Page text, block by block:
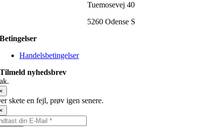
Tuemosevej 40
5260 Odense S
Betingelser
Handelsbetingelser
Tilmeld nyhedsbrev
skete en fejl, prøv igen senere.